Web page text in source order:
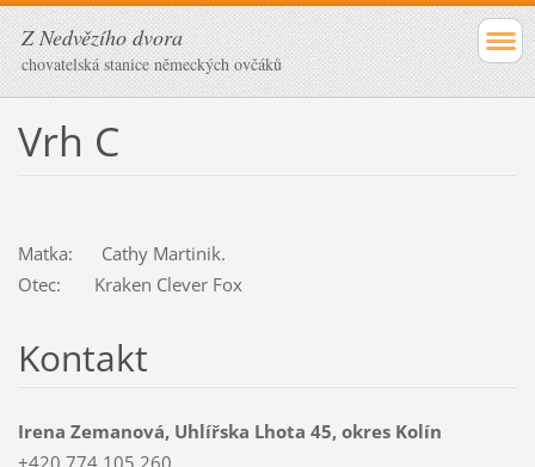
Z Nedvězího dvora
chovatelská stanice německých ovčáků
Vrh C
Matka: Cathy Martinik.
Otec: Kraken Clever Fox
Kontakt
Irena Zemanová, Uhlířska Lhota 45, okres Kolín
+420.774 105 260